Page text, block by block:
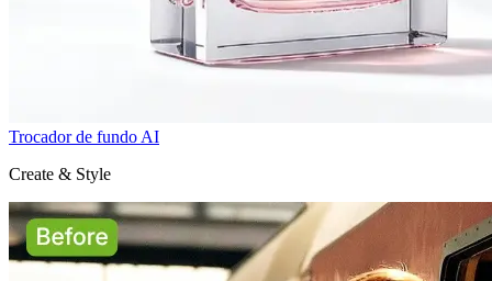
Trocador de fundo AI
Create & Style